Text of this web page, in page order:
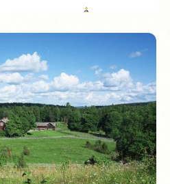
Vikinggrafheuvel van Zweden:
je mysterieuze stenen
gevoel van historie onder elke
voor een picknick, en in de
vikingfeesten gehouden.